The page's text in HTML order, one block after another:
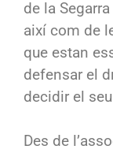
de la
així com de
que estan
defensar el
decidir el
Des de